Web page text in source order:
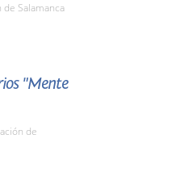
de Salamanca
"Mente
de